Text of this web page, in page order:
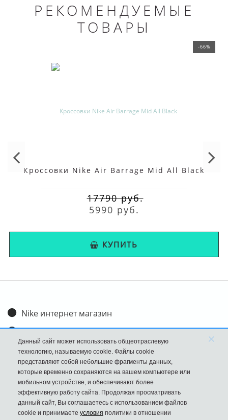
РЕКОМЕНДУЕМЫЕ
ТОВАРЫ
-66%
Кроссовки Nike Air Barrage Mid All Black
17790 руб.
5990 руб.
КУПИТЬ
Nike интернет магазин
Доставка и оплата
Обмен и возврат
Размеры
FAQ
Новости
Данный сайт может использовать общеотраслевую
технологию, называемую cookie. Файлы cookie
представляют собой небольшие фрагменты данных,
которые временно сохраняются на вашем компьютере или
мобильном устройстве, и обеспечивают более
эффективную работу сайта. Продолжая просматривать
данный сайт, Вы соглашаетесь с использованием файлов
cookie и принимаете условия политики в отношении
×